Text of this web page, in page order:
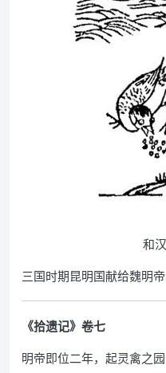
和
三国时期昆明国献给魏明
《拾遗记》卷七
明帝即位二年，起灵禽之